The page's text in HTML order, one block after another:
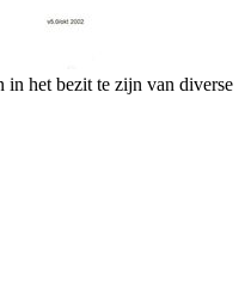
in het bezit te zijn van diverse